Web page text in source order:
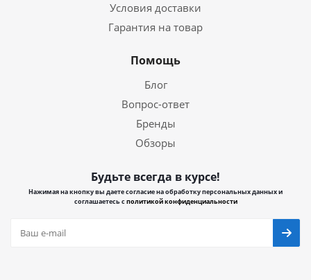
Условия доставки
Гарантия на товар
Помощь
Блог
Вопрос-ответ
Бренды
Обзоры
Будьте всегда в курсе!
Нажимая на кнопку вы даете согласие на обработку персональных данных и
соглашаетесь сполитикой конфиденциальности